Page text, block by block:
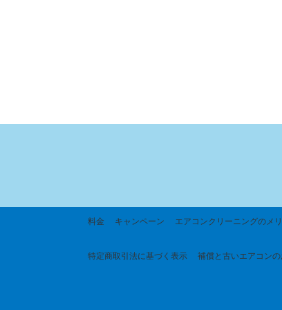
料金 キャンペーン エアコンクリーニングのメ
特定商取引法に基づく 表示 補償と古いエアコン